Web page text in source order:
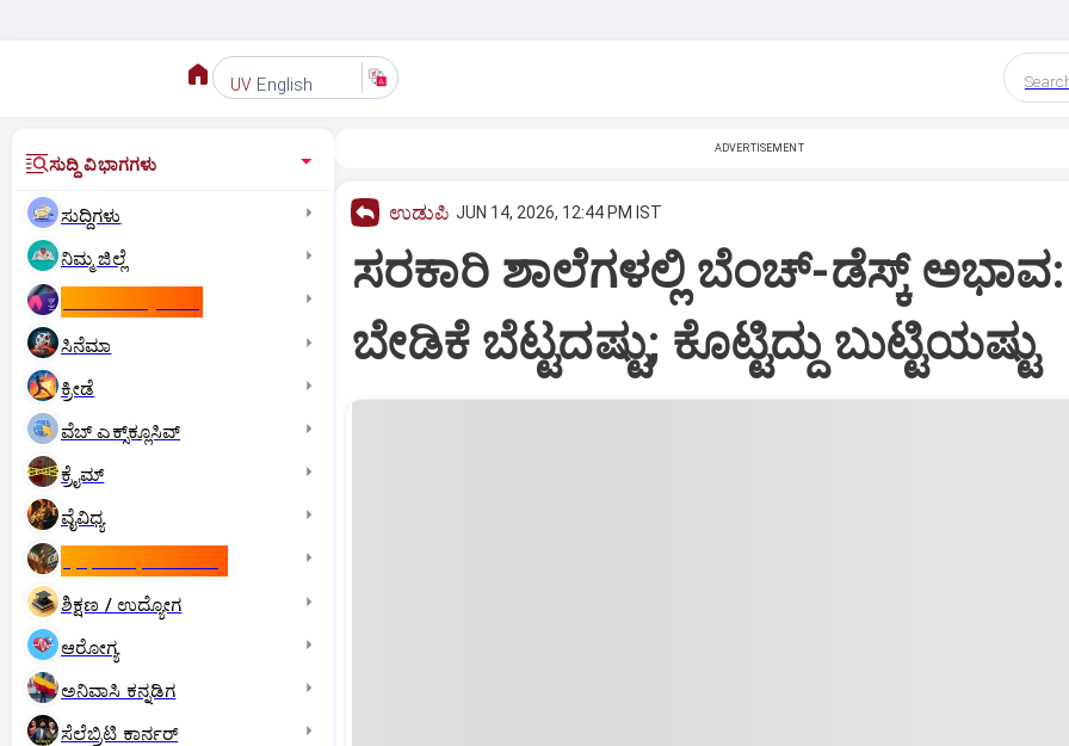
UV English
ಸುದ್ದಿ ವಿಭಾಗಗಳು
ಸುದ್ದಿಗಳು
ನಿಮ್ಮ ಜಿಲ್ಲೆ
ಸಿನೆಮಾ
ಕ್ರೀಡೆ
ವೆಬ್ ಎಕ್ಸ್‌ಕ್ಲೂಸಿವ್
ಕ್ರೈಮ್
ವೈವಿಧ್ಯ
ಶಿಕ್ಷಣ / ಉದ್ಯೋಗ
ಆರೋಗ್ಯ
ಅನಿವಾಸಿ ಕನ್ನಡಿಗ
ಸೆಲೆಬ್ರಿಟಿ ಕಾರ್ನರ್‌
ADVERTISEMENT
ಉಡುಪಿ JUN 14, 2026, 12:44 PM IST
ಸರಕಾರಿ ಶಾಲೆಗಳಲ್ಲಿ ಬೆಂಚ್‌-ಡೆಸ್ಕ್ ಅಭಾವ:
ಬೇಡಿಕೆ ಬೆಟ್ಟದಷ್ಟು; ಕೊಟ್ಟಿದ್ದು ಬುಟ್ಟಿಯಷ್ಟು